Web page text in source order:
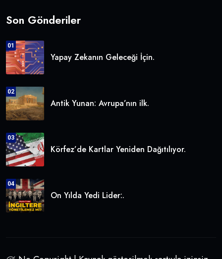
Son Gönderiler
01
Yapay Zekanın Geleceği İçin.
02
Antik Yunan: Avrupa’nın ilk.
03
Körfez’de Kartlar Yeniden Dağıtılıyor.
04
On Yılda Yedi Lider:.